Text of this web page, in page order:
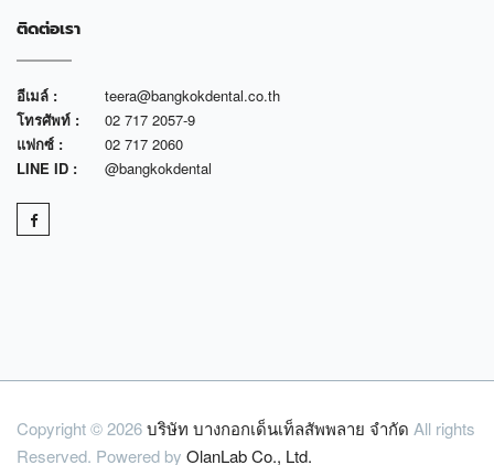
ติดต่อเรา
อีเมล์ :
teera@bangkokdental.co.th
โทรศัพท์ :
02 717 2057-9
แฟกซ์ :
02 717 2060
LINE ID :
@bangkokdental
Copyright © 2026บริษัท บางกอกเด็นเท็ลสัพพลาย จำกัด All rights
Reserved. Powered by OlanLab Co., Ltd.